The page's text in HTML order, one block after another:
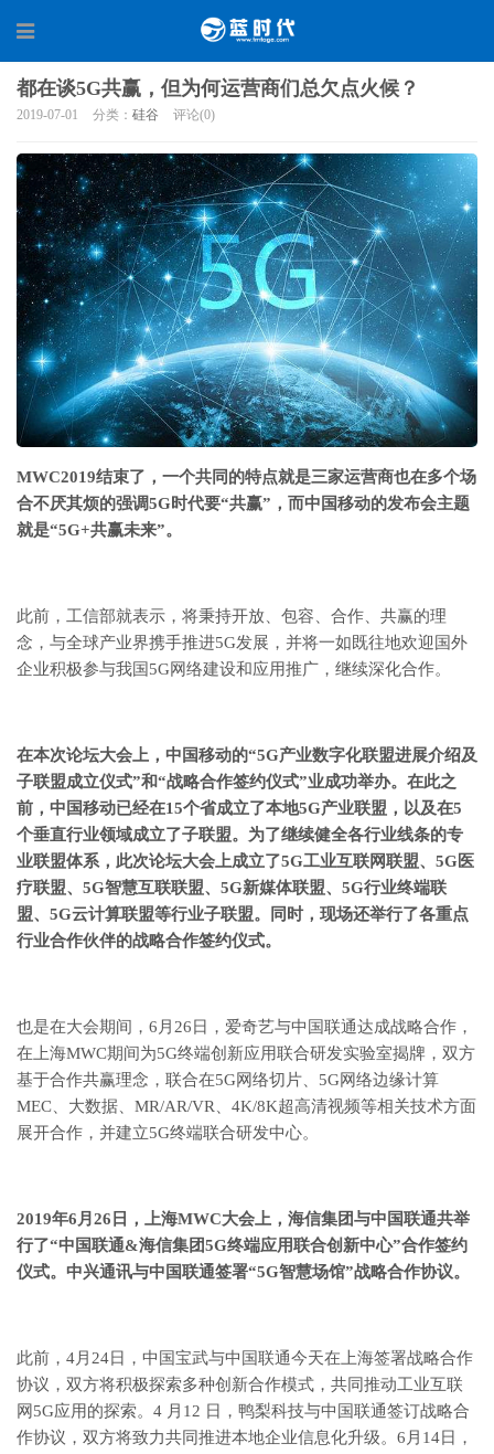
都在谈5G共赢，但为何运营商们总欠点火候？
2019-07-01 分类： 硅谷 评论(0)
MWC2019结束了，一个共同的特点就是三家运营商也在多个场
合不厌其烦的强调5G时代要“共赢”，而中国移动的发布会主题
就是“5G+共赢未来”。
此前，工信部就表示，将秉持开放、包容、合作、共赢的理
念，与全球产业界携手推进5G发展，并将一如既往地欢迎国外
企业积极参与我国5G网络建设和应用推广，继续深化合作。
在本次论坛大会上，中国移动的“5G产业数字化联盟进展介绍及
子联盟成立仪式”和“战略合作签约仪式”业成功举办。 在此之
前，中国移动已经在15个省成立了本地5G产业联盟，以及在5
个垂直行业领域成立了子联盟。 为了继续健全各行业线条的专
业联盟体系，此次论坛大会上成立了5G工业互联网联盟、5G医
疗联盟、5G智慧互联联盟、5G新媒体联盟、5G行业终端联
盟、5G云计算联盟等行业子联盟。
同时，现场还举行了各重点
行业合作伙伴的战略合作签约仪式。
也是在大会期间，6月26日，爱奇艺与中国联通达成战略合作，
在上海MWC期间为5G终端创新应用联合研发实验室揭牌，双方
基于合作共赢理念，联合在5G网络切片、5G网络边缘计算
MEC、大数据、MR/AR/VR、4K/8K超高清视频等相关技术方面
展开合作，并建立5G终端联合研发中心。
2019年6月26日，上海MWC大会上，海信集团与中国联通共举
行了“中国联通&海信集团5G终端应用联合创新中心”合作签约
仪式。 中兴通讯与中国联通签署“5G智慧场馆”战略合作协议。
此前，4月24日，中国宝武与中国联通今天在上海签署战略合作
协议，双方将积极探索多种创新合作模式，共同推动工业互联
网5G应用的探索。4 月12 日，鸭梨科技与中国联通签订战略合
作协议，双方将致力共同推进本地企业信息化升级。6月14日，